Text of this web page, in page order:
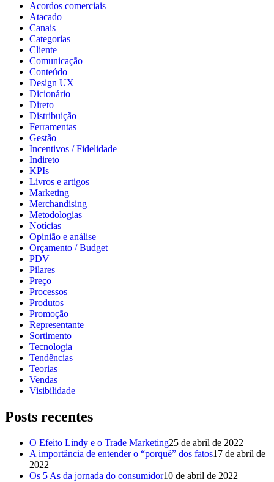
Acordos comerciais
Atacado
Canais
Categorias
Cliente
Comunicação
Conteúdo
Design UX
Dicionário
Direto
Distribuição
Ferramentas
Gestão
Incentivos / Fidelidade
Indireto
KPIs
Livros e artigos
Marketing
Merchandising
Metodologias
Notícias
Opinião e análise
Orçamento / Budget
PDV
Pilares
Preço
Processos
Produtos
Promoção
Representante
Sortimento
Tecnologia
Tendências
Teorias
Vendas
Visibilidade
Posts recentes
O Efeito Lindy e o Trade Marketing25 de abril de 2022
A importância de entender o “porquê” dos fatos17 de abril de
2022
Os 5 As da jornada do consumidor10 de abril de 2022